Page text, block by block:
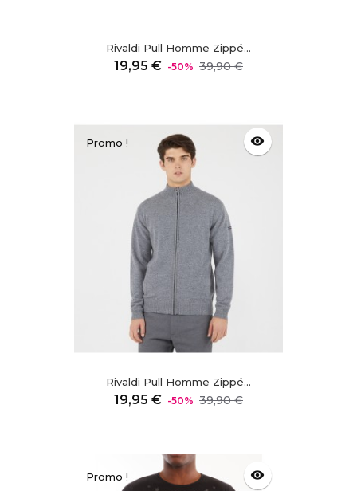
Rivaldi Pull Homme Zippé...
19,95 € Prix
-50% 39,90 €Prix
Promo ! visibility
Rivaldi Pull Homme Zippé...
19,95 € Prix
-50% 39,90 €Prix
Promo ! visibility